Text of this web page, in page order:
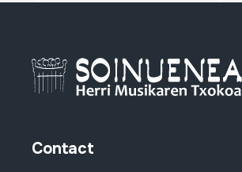
Contact